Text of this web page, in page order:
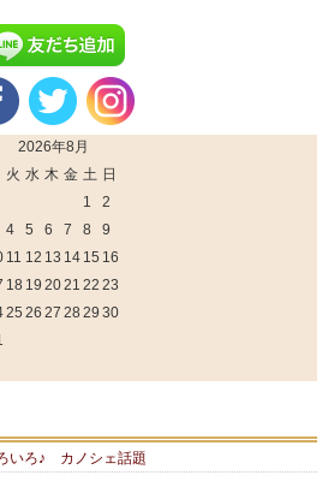
2026年8月
火 水 木 金 土 日
1
2
4 5 6 7 8
9
11 12 13 14 15 16
18 19 2021 22 23
25 26 27 28 29 30
いろ♪ カノシェ話題